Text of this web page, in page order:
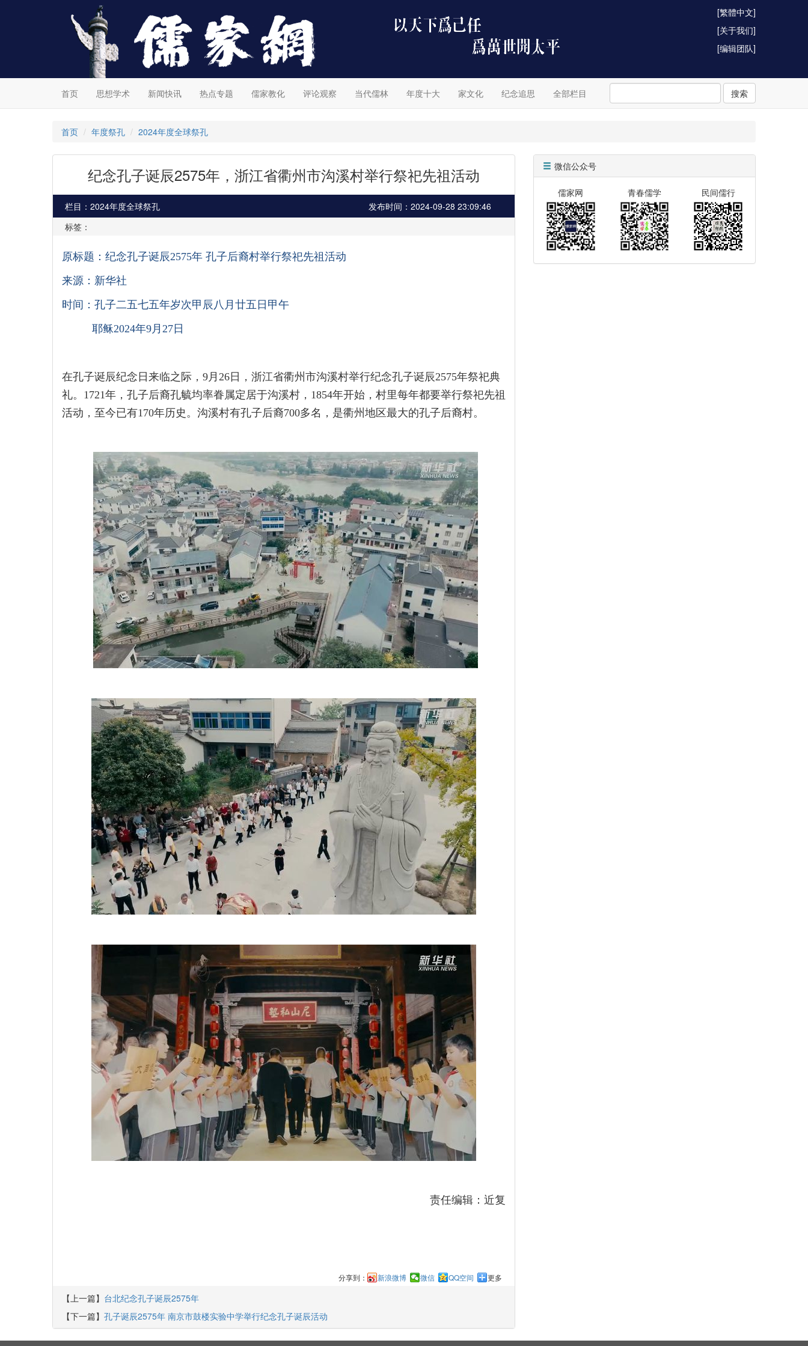
[繁體中文]
[关于我们]
[编辑团队]
首页 思想学术 新闻快讯 热点专题 儒家教化 评论观察 当代儒林 年度十大 家文化 纪念追思 全部栏目 搜索
首页 年度祭孔 2024年度全球祭孔
纪念孔子诞辰2575年，浙江省衢州市沟溪村举行祭祀先祖活动
栏目：2024年度全球祭孔
发布时间：2024-09-28 23:09:46
标签：
原标题：纪念孔子诞辰2575年 孔子后裔村举行祭祀先祖活动
来源：新华社
时间：孔子二五七五年岁次甲辰八月廿五日甲午
耶稣2024年9月27日
在孔子诞辰纪念日来临之际，9月26日，浙江省衢州市沟溪村举行纪念孔子诞辰2575年祭祀典
礼。1721年，孔子后裔孔毓均率眷属定居于沟溪村，1854年开始，村里每年都要举行祭祀先祖
活动，至今已有170年历史。沟溪村有孔子后裔700多名，是衢州地区最大的孔子后裔村。
责任编辑：近复
分享到： 新浪微博 微信 QQ空间 更多
【上一篇】 台北纪念孔子诞辰2575年
【下一篇】 孔子诞辰2575年 南京市鼓楼实验中学举行纪念孔子诞辰活动
微信公众号
儒家网 青春儒学 民间儒行